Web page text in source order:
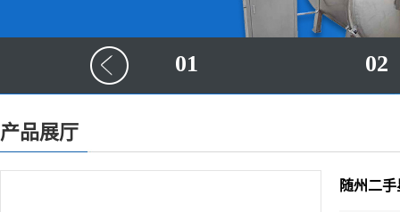
01 02
产品展厅
随州二